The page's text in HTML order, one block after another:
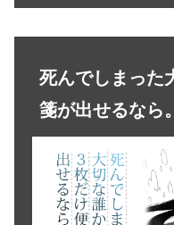
死んでしまった
箋が出せるなら。